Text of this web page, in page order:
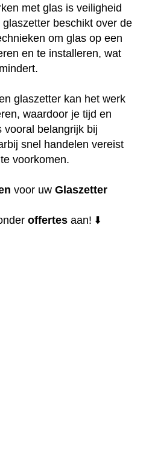
met glas is veiligheid
beschikt over de
om glas op een
en te installeren, wat
glaszetter kan het werk
waardoor je tijd en
vooral belangrijk bij
snel handelen vereist
voorkomen.
voor uw Glaszetter
offertes aan! ⬇️